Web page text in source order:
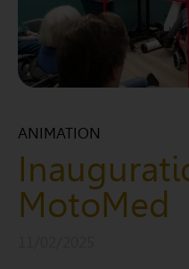
ANIMATION
MotoMed